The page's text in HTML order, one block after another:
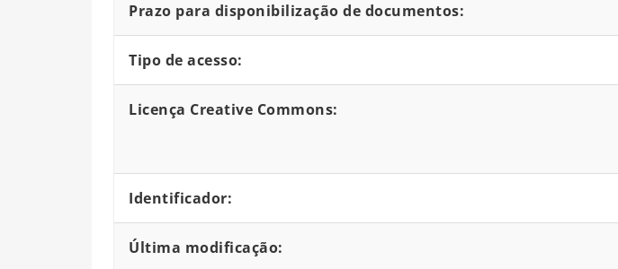
Prazo para disponibilização de documentos:
Tipo de acesso:
Licença Creative Commons:
Identificador:
Última modificação: